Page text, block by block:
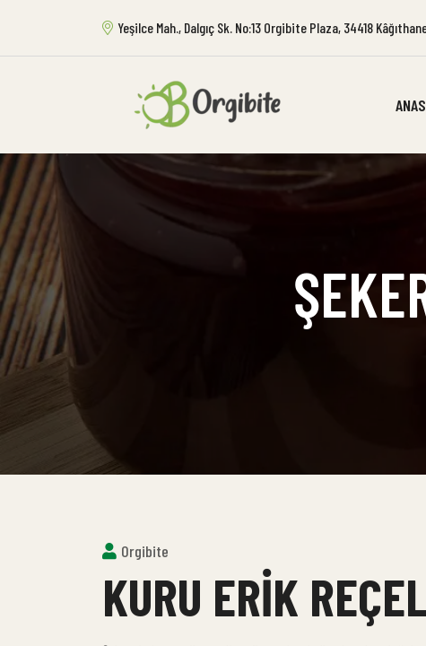
Yeşilce Mah., Dalgıç Sk. No:13 Orgibite Plaza, 34418
Orgibite
KURU ERIK